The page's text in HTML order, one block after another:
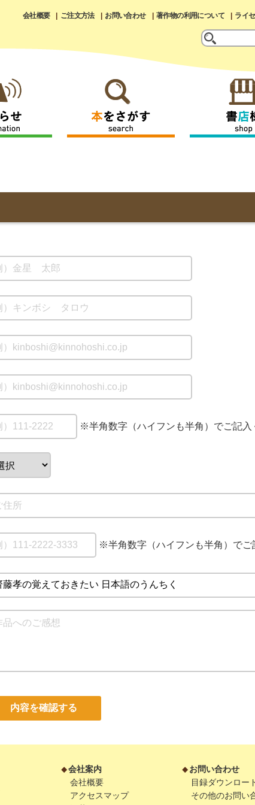
会社概要 ご注文方法 お問い合わせ 著作物の利用について ライ
※半角数字（ハイフンも半角）でご記入
※半角数字（ハイフンも半角）でご
内容を確認する
会社案内
会社概要
アクセスマップ
お問い合わせ
目録ダウンロー
その他のお問い